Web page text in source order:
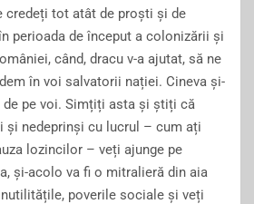
credeți tot atât de proști și de
perioada de început a colonizării și
când, dracu v-a ajutat, să ne
în voi salvatorii nației. Cineva și-
de pe voi. Simțiți asta și știți că
și nedeprinși cu lucrul – cum ați
lozincilor – veți ajunge pe
și-acolo va fi o mitralieră din aia
poverile sociale și veți